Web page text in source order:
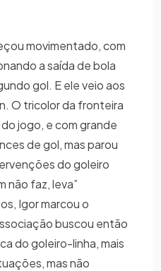
movimentado, com
a saída de bola
gol. E ele veio aos
O tricolor da fronteira
jogo, e com grande
de gol, mas parou
do goleiro
não faz, leva”
Igor marcou o
buscou então
do goleiro-linha, mais
mas não